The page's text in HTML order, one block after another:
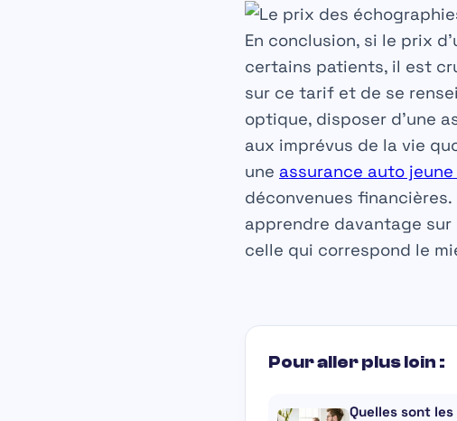
En conclusion, si le prix
certains patients, il est
sur ce tarif et de se
optique, disposer d’une
aux imprévus de la vie
une assurance auto
déconvenues
apprendre davantage
celle qui correspond le
Pour aller plus loin :
Quelles sont